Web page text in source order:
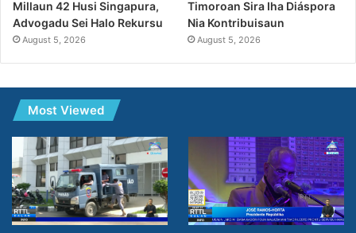
Millaun 42 Husi Singapura,
Advogadu Sei Halo Rekursu
August 5, 2026
Timoroan Sira Iha Diáspora
Nia Kontribuisaun
August 5, 2026
Most Viewed